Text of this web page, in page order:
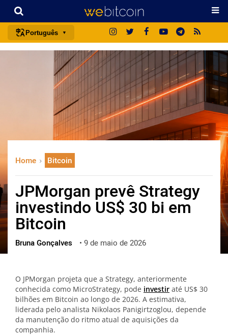
Português
português (BR)
español
français
italiano
中文
한국어
العربية
ไทย
ქართული
Home Bitcoin
JPMorgan prevê Strategy
investindo US$ 30 bi em
Bitcoin
Bruna Gonçalves • 9 de maio de 2026
O JPMorgan projeta que a Strategy, anteriormente
conhecida como MicroStrategy, pode investir até US$ 30
bilhões em Bitcoin ao longo de 2026. A estimativa,
liderada pelo analista Nikolaos Panigirtzoglou, depende
da manutenção do ritmo atual de aquisições da
companhia.